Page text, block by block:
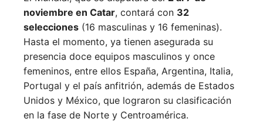
noviembre en Catar, contará con 32
selecciones (16 masculinas y 16 femeninas).
Hasta el momento, ya tienen asegurada su
presencia doce equipos masculinos y once
femeninos, entre ellos España, Argentina, Italia,
Portugal y el país anfitrión, además de Estados
Unidos y México, que lograron su clasificación
en la fase de Norte y Centroamérica.